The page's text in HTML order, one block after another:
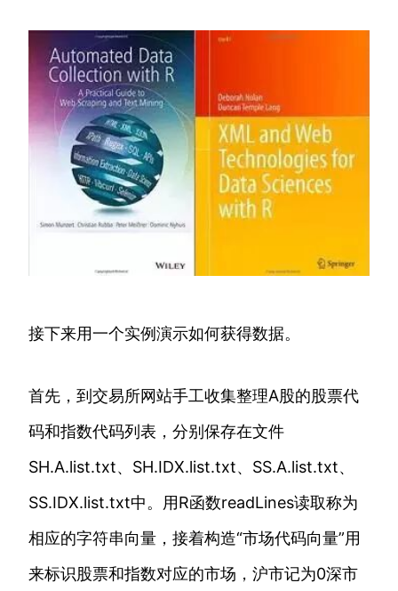
接下来用一个实例演示如何获得数据。
首先，到交易所网站手工收集整理A股的股票代
码和指数代码列表，分别保存在文件
SH.A.list.txt、SH.IDX.list.txt、SS.A.list.txt、
SS.IDX.list.txt中。用R函数readLines读取称为
相应的字符串向量，接着构造“市场代码向量”用
来标识股票和指数对应的市场，沪市记为0深市